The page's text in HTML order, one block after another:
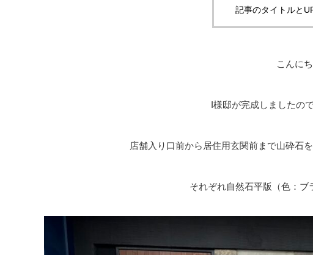
記事のタイトルと
こんに
I様邸が完成しましたの
店舗入り口前から居住用玄関前まで山砕石
それぞれ自然石平版（色：ブ